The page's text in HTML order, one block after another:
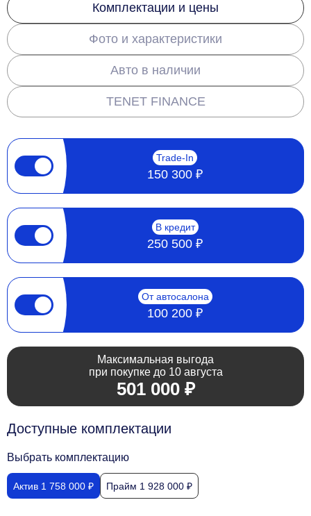
Комплектации и цены
Фото и характеристики
Авто в наличии
TENET FINANCE
Trade-In
150 300 ₽
В кредит
250 500 ₽
От автосалона
100 200 ₽
Максимальная выгода
при покупке до 10 августа
501 000 ₽
Доступные комплектации
Выбрать комплектацию
Актив 1 758 000 ₽ Прайм 1 928 000 ₽